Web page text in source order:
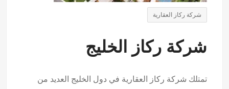
شركة ركاز العقارية
شركة ركاز الخليج
تمتلك شركة ركاز العقارية في دول الخليج العديد من